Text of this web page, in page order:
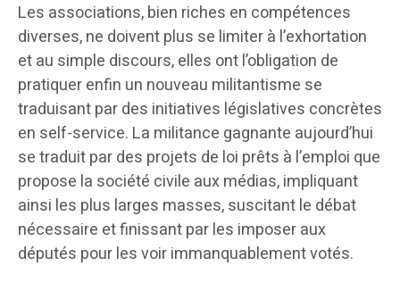
Les associations, bien riches en compétences
diverses, ne doivent plus se limiter à l’exhortation
et au simple discours, elles ont l’obligation de
pratiquer enfin un nouveau militantisme se
traduisant par des initiatives législatives concrètes
en self-service. La militance gagnante aujourd’hui
se traduit par des projets de loi prêts à l’emploi que
propose la société civile aux médias, impliquant
ainsi les plus larges masses, suscitant le débat
nécessaire et finissant par les imposer aux
députés pour les voir immanquablement votés.